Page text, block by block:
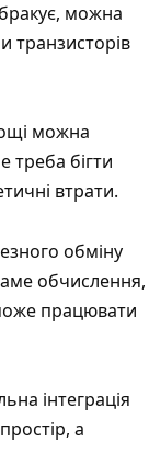
можна
транзисторів
можна
треба бігти
втрати.
обміну
обчислення,
працювати
інтеграція
а